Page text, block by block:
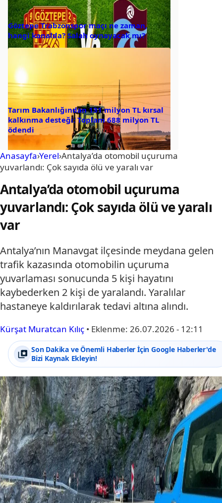
Göztepe Trabzonspor maçı ne zaman,
hangi kanalda? Salah oynayacak mı?
Tarım Bakanlığından 131 milyon TL kırsal
kalkınma desteği: Toplam 688 milyon TL
ödendi
Anasayfa›Yerel›Antalya’da otomobil uçuruma
yuvarlandı: Çok sayıda ölü ve yaralı var
Antalya’da otomobil uçuruma
yuvarlandı: Çok sayıda ölü ve yaralı
var
Antalya’nın Manavgat ilçesinde meydana gelen
trafik kazasında otomobilin uçuruma
yuvarlaması sonucunda 5 kişi hayatını
kaybederken 2 kişi de yaralandı. Yaralılar
hastaneye kaldırılarak tedavi altına alındı.
Kürşat Muratcan Kılıç • Eklenme: 26.07.2026 - 12:11
Son Dakika ve Önemli Haberler İçin Google Haberler'de
Bizi Kaynak Ekleyin!